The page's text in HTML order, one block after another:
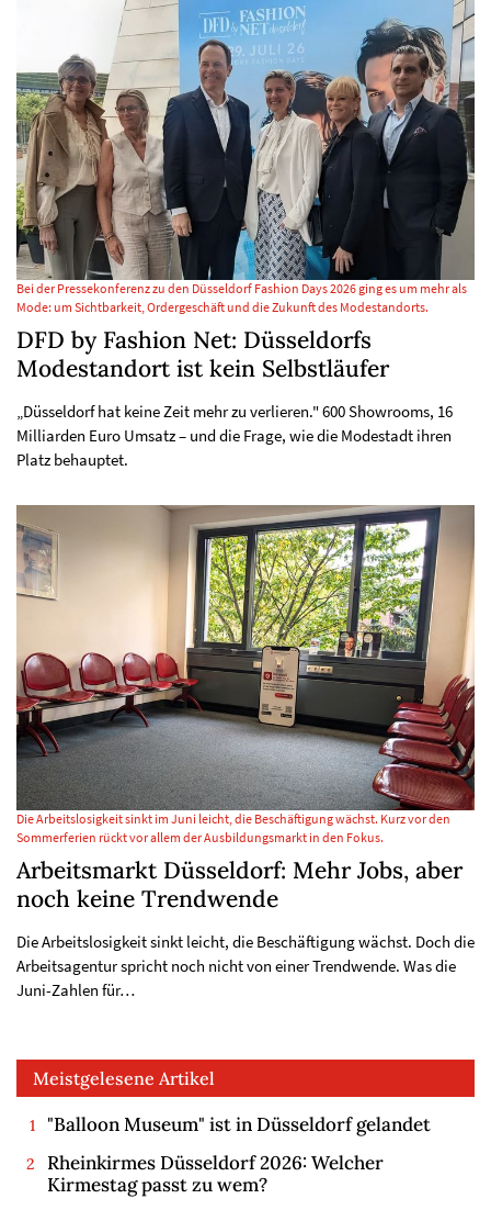
Bei der Pressekonferenz zu den Düsseldorf Fashion Days 2026 ging es um mehr als
Mode: um Sichtbarkeit, Ordergeschäft und die Zukunft des Modestandorts.
DFD by Fashion Net: Düsseldorfs
Modestandort ist kein Selbstläufer
„Düsseldorf hat keine Zeit mehr zu verlieren." 600 Showrooms, 16
Milliarden Euro Umsatz – und die Frage, wie die Modestadt ihren
Platz behauptet.
Die Arbeitslosigkeit sinkt im Juni leicht, die Beschäftigung wächst. Kurz vor den
Sommerferien rückt vor allem der Ausbildungsmarkt in den Fokus.
Arbeitsmarkt Düsseldorf: Mehr Jobs, aber
noch keine Trendwende
Die Arbeitslosigkeit sinkt leicht, die Beschäftigung wächst. Doch die
Arbeitsagentur spricht noch nicht von einer Trendwende. Was die
Juni-Zahlen für…
Meistgelesene Artikel
"Balloon Museum" ist in Düsseldorf gelandet
Rheinkirmes Düsseldorf 2026: Welcher
Kirmestag passt zu wem?